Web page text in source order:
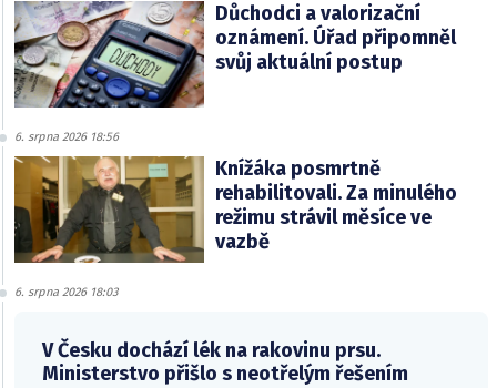
Důchodci a valorizační
oznámení. Úřad připomněl
svůj aktuální postup
6. srpna 2026 18:56
Knížáka posmrtně
rehabilitovali. Za minulého
režimu strávil měsíce ve
vazbě
6. srpna 2026 18:03
V Česku dochází lék na rakovinu prsu.
Ministerstvo přišlo s neotřelým řešením